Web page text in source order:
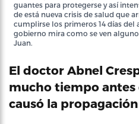
guantes para protegerse y así
de está nueva crisis de salud que
cumplirse los primeros 14 días
gobierno mira como se ven
Juan.
El doctor Abnel
mucho tiempo
causó la